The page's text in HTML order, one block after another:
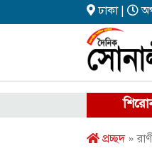
ঢাকা |
প্রচ্ছদ»